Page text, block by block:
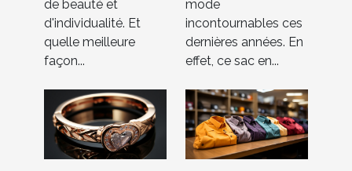
votre style
unique
de beauté et
d'individualité. Et
quelle meilleure
façon...
mode
incontournables ces
dernières années. En
effet, ce sac en...